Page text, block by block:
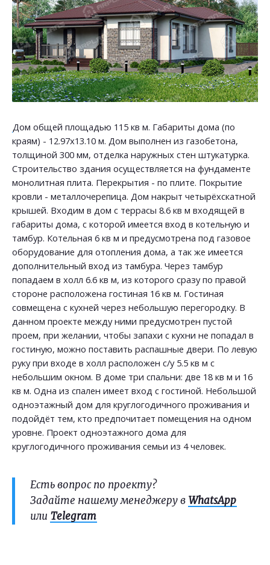
Дом общей площадью 115 кв м. Габариты дома (по
краям) - 12.97х13.10 м. Дом выполнен из газобетона,
толщиной 300 мм, отделка наружных стен штукатурка.
Строительство здания осуществляется на фундаменте
монолитная плита. Перекрытия - по плите. Покрытие
кровли - металлочерепица. Дом накрыт четырёхскатной
крышей. Входим в дом с террасы 8.6 кв м входящей в
габариты дома, с которой имеется вход в котельную и
тамбур. Котельная 6 кв м и предусмотрена под газовое
оборудование для отопления дома, а так же имеется
дополнительный вход из тамбура. Через тамбур
попадаем в холл 6.6 кв м, из которого сразу по правой
стороне расположена гостиная 16 кв м. Гостиная
совмещена с кухней через небольшую перегородку. В
данном проекте между ними предусмотрен пустой
проем, при желании, чтобы запахи с кухни не попадал в
гостиную, можно поставить распашные двери. По левую
руку при входе в холл расположен с/у 5.5 кв м с
небольшим окном. В доме три спальни: две 18 кв м и 16
кв м. Одна из спален имеет вход с гостиной. Небольшой
одноэтажный дом для круглогодичного проживания и
подойдёт тем, кто предпочитает помещения на одном
уровне. Проект одноэтажного дома для
круглогодичного проживания семьи из 4 человек.
Есть вопрос по проекту?
Задайте нашему менеджеру в WhatsApp
или Telegram